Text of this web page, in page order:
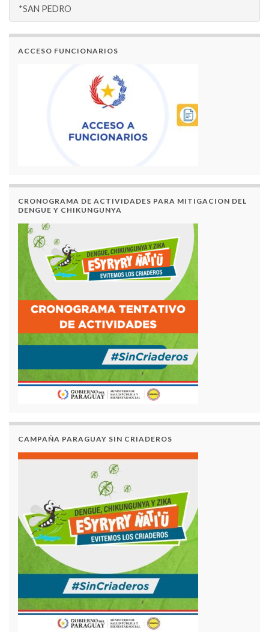
*SAN PEDRO
ACCESO FUNCIONARIOS
CRONOGRAMA DE ACTIVIDADES PARA MITIGACION DEL
DENGUE Y CHIKUNGUNYA
CAMPAÑA PARAGUAY SIN CRIADEROS